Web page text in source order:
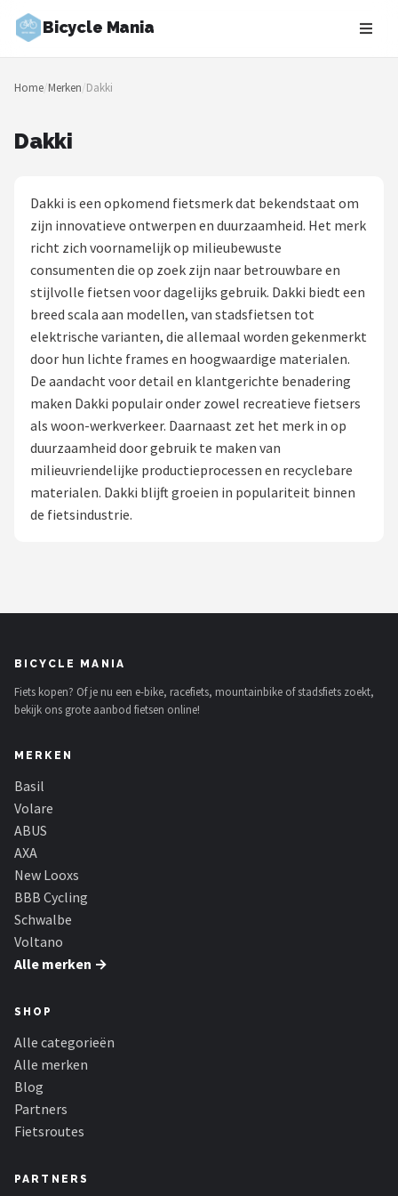
Bicycle Mania
Zoeken
NAVIGATIE
Blog
Fietsroutes
Kinderfietsen
Stadsfietsen
Elektrische fietsen
Mountainbikes
Shop
AXA
New Looxs
BBB Cycling
Schwalbe
Voltano
Shimano
Cortina
Home/Merken/Dakki
Dakki
Dakki is een opkomend fietsmerk dat bekendstaat om
zijn innovatieve ontwerpen en duurzaamheid. Het merk
richt zich voornamelijk op milieubewuste
consumenten die op zoek zijn naar betrouwbare en
stijlvolle fietsen voor dagelijks gebruik. Dakki biedt een
breed scala aan modellen, van stadsfietsen tot
elektrische varianten, die allemaal worden gekenmerkt
door hun lichte frames en hoogwaardige materialen.
De aandacht voor detail en klantgerichte benadering
maken Dakki populair onder zowel recreatieve fietsers
als woon-werkverkeer. Daarnaast zet het merk in op
duurzaamheid door gebruik te maken van
milieuvriendelijke productieprocessen en recyclebare
materialen. Dakki blijft groeien in populariteit binnen
de fietsindustrie.
BICYCLE MANIA
Fiets kopen? Of je nu een e-bike, racefiets, mountainbike of stadsfiets zoekt,
bekijk ons grote aanbod fietsen online!
MERKEN
Basil
Volare
ABUS
AXA
New Looxs
BBB Cycling
Schwalbe
Voltano
Alle merken →
SHOP
Alle categorieën
Alle merken
Blog
Partners
Fietsroutes
PARTNERS